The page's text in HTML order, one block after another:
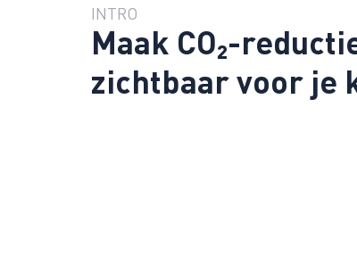
INTRO
Maak CO₂-
zichtbaar voor je